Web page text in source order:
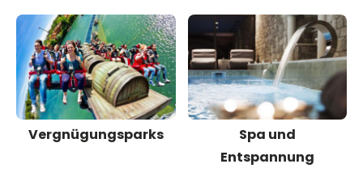
Vergnügungsparks
Spa und
Entspannung